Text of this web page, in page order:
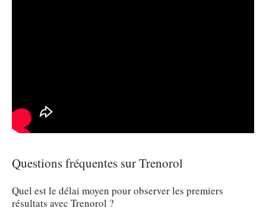
Questions fréquentes sur Trenorol
Quel est le délai moyen pour observer les premiers
résultats avec Trenorol ?